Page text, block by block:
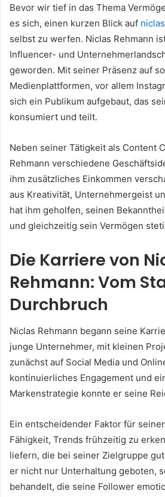
Bevor wir tief in das Thema
es sich, einen kurzen Blick auf
selbst zu werfen. Niclas Rehmann
Influencer- und
geworden. Mit seiner Präsenz auf
Medienplattformen, vor allem
sich ein Publikum aufgebaut, das
konsumiert und teilt.
Neben seiner Tätigkeit als Content
Rehmann verschiedene
ihm zusätzliches Einkommen
aus Kreativität, Unternehmergeist
hat ihm geholfen, seinen
und gleichzeitig sein Vermögen
Die Karriere von
Rehmann: Vom
Durchbruch
Niclas Rehmann begann seine
junge Unternehmer, mit kleinen
zunächst auf Social Media und
kontinuierliches Engagement und
Markenstrategie konnte er seine
Ein entscheidender Faktor für
Fähigkeit, Trends frühzeitig zu
liefern, die bei seiner Zielgruppe
er nicht nur Unterhaltung geboten,
behandelt, die seine Follower